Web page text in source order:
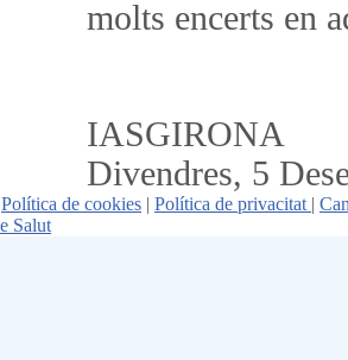
molts encerts en
IASGIRONA
Divendres, 5
Política de cookies | Política de privacitat |